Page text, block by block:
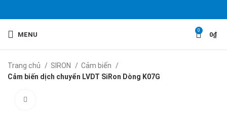
MENU
0
0₫
Trang chủ SIRON
Cảm biến
Cảm biến dịch chuyển LVDT SiRon Dòng K07G